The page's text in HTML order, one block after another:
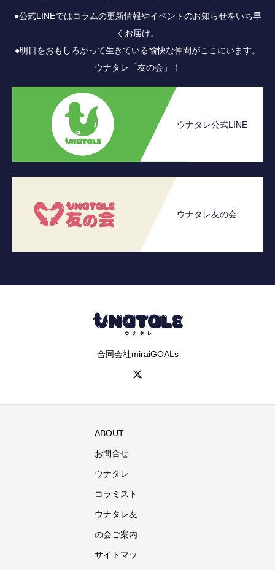
●公式LINEではコラムの更新情報やイベントのお知らせをいち早
くお届け。
●明日をおもしろがって生きている愉快な仲間がここにいます。
ウナタレ「友の会」！
ウナタレ公式LINE
ウナタレ友の会
合同会社miraiGOALs
ABOUT
お問合せ
ウナタレ
コラミスト
ウナタレ友
の会ご案内
サイトマッ